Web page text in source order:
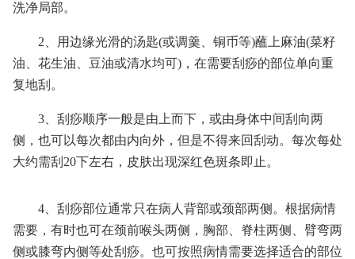
洗净局部。
2、用边缘光滑的汤匙(或调羹、铜币等)蘸上麻油(菜籽
油、花生油、豆油或清水均可)，在需要刮痧的部位单向重
复地刮。
3、刮痧顺序一般是由上而下，或由身体中间刮向两
侧，也可以每次都由内向外，但是不得来回刮动。每次每处
大约需刮20下左右，皮肤出现深红色斑条即止。
4、刮痧部位通常只在病人背部或颈部两侧。根据病情
需要，有时也可在颈前喉头两侧，胸部、脊柱两侧、臂弯两
侧或膝弯内侧等处刮痧。也可按照病情需要选择适合的部位